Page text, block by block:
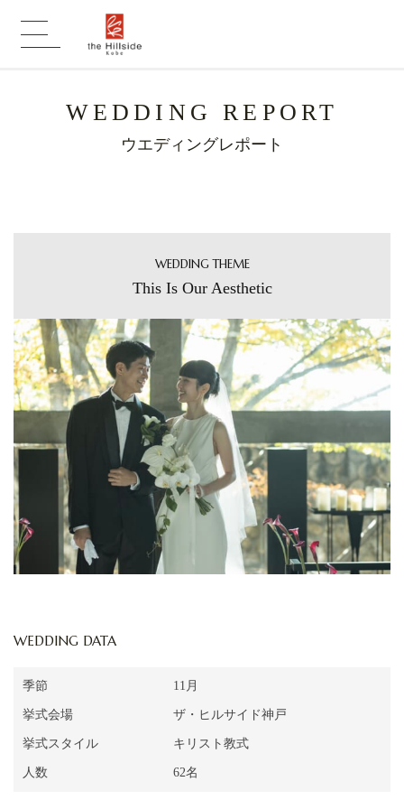
WEDDING REPORT
ウエディングレポート
WEDDING THEME
This Is Our Aesthetic
WEDDING DATA
季節 11月
挙式会場 ザ・ヒルサイド神戸
挙式スタイル キリスト教式
人数 62名